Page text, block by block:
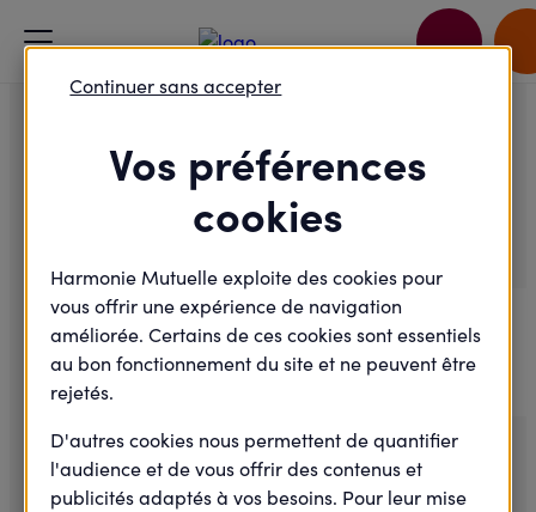
Accueil Je passe à l'action
Sport - Alimentation
Tour du Finistère
11
Mai
Vos préférences
cookies
Harmonie Mutuelle exploite des cookies pour
vous offrir une expérience de navigation
améliorée. Certains de ces cookies sont essentiels
au bon fonctionnement du site et ne peuvent être
rejetés.
D'autres cookies nous permettent de quantifier
l'audience et de vous offrir des contenus et
publicités adaptés à vos besoins. Pour leur mise
Continuer sans accepter